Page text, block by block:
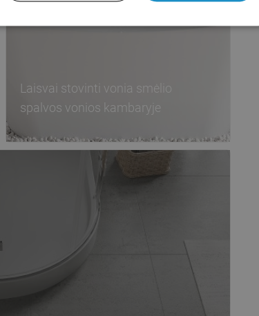
Laisvai stovinti vonia smėlio
spalvos vonios kambaryje